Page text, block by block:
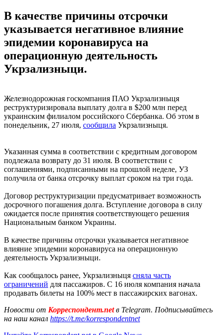
В качестве причины отсрочки
указывается негативное влияние
эпидемии коронавируса на
операционную деятельность
Укрзализныци.
Железнодорожная госкомпания ПАО Укрзализныця
реструктуризировала выплату долга в $200 млн перед
украинским филиалом российского Сбербанка. Об этом в
понедельник, 27 июля, сообщила Укрзализныця.
Указанная сумма в соответствии с кредитным договором
подлежала возврату до 31 июля. В соответствии с
соглашениями, подписанными на прошлой неделе, УЗ
получила от банка отсрочку выплат сроком на три года.
Договор реструктуризации предусматривает возможность
досрочного погашения долга. Вступление договора в силу
ожидается после принятия соответствующего решения
Национальным банком Украины.
В качестве причины отсрочки указывается негативное
влияние эпидемии коронавируса на операционную
деятельность Укрзализныци.
Как сообщалось ранее, Укрзализныця сняла часть
ограничений для пассажиров. С 16 июля компания начала
продавать билеты на 100% мест в пассажирских вагонах.
Новости от Корреспондент.netв Telegram. Подписывайтесь
на наш канал https://t.me/korrespondentnet